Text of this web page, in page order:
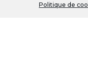
Politique de
Crédit photos,
Recherche